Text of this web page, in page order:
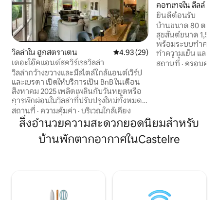
วิลล่าใน ฮูกสตราเตน คะแนนเฉลี่ย 4.93 จาก 5, 29 รีวิว
4.93 (29)
เดอะโอ๊คแอนด์สควิร์เรลวิลล่า
วิลล่ากว้างขวางและมีสไตล์ใกล้แอนต์เวิร์ป
และเบรดา เปิดให้บริการเป็น BnB ในเดือน
สิงหาคม 2025 เพลิดเพลินกับวันหยุดหรือ
การพักผ่อนในวิลล่าที่ปรับปรุงใหม่ทั้งหมด
ซึ่งผสมผสานเสน่ห์ชนบทกับความหรูหรา
แบบสมัยใหม่ ตั้งอยู่ในธรรมชาติแต่ใกล้ร้าน
ค้า (1 นาที) และร้านอาหาร (2 -10 นาที) มี
ความเป็นส่วนตัว ความสะดวกสบาย และ
ฟีเจอร์สมาร์ทโฮมสำหรับความบันเทิง แสง
สถานที่ · ความคุ้มค่า · บริเวณใกล้เคียง
คอทเทจใน ลีลล์
ยินดีต้อนรับ
บ้านขนาด 80 ตร.
สุขสันต์ขนาด 1,500 ตร.ม. อาค
พร้อมระบบทำคว
ทำความเย็น และ
แห่งนี้ตั้งอยู่ระหว่า
อูโน, ยาซี, การ์ด,
คับบ์, ชุดแบดมินตั
เตาผิงในช่วงเดือ
สถานที่ · ครอบครัว
สิ่งอำนวยความสะดวกยอดนิยมสำหรับ
บ้านพักตากอากาศในCastelre